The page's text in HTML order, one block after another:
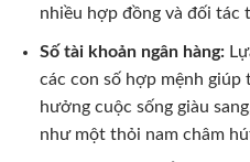
nhiều hợp đồng và đối tác
Số tài khoản ngân hàng:
các con số hợp mệnh
hưởng cuộc sống giàu
như một thỏi nam châm